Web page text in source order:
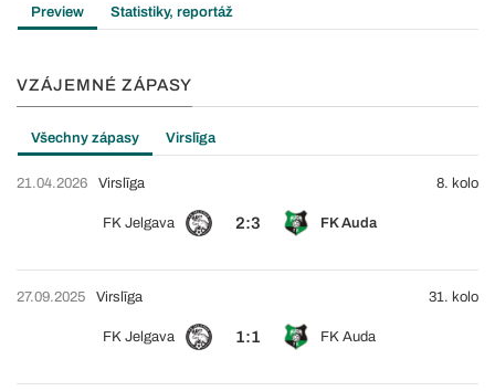
Preview Statistiky, reportáž
VZÁJEMNÉ ZÁPASY
Všechny zápasy Virslīga
21.04.2026
FK Jelgava 2:3 FK Auda
Virslīga 8. kolo
27.09.2025
FK Jelgava 1:1 FK Auda
Virslīga 31. kolo